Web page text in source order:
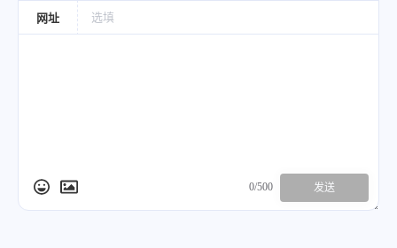
常与黄芪、当归、人参等补养气血药配伍，
如归脾汤（《校注妇人良方》）；
酸枣仁煎饼（《太平圣惠方》）
小米枣仁粥（《宫廷颐养与食疗粥谱》）
网址
0/500 发送